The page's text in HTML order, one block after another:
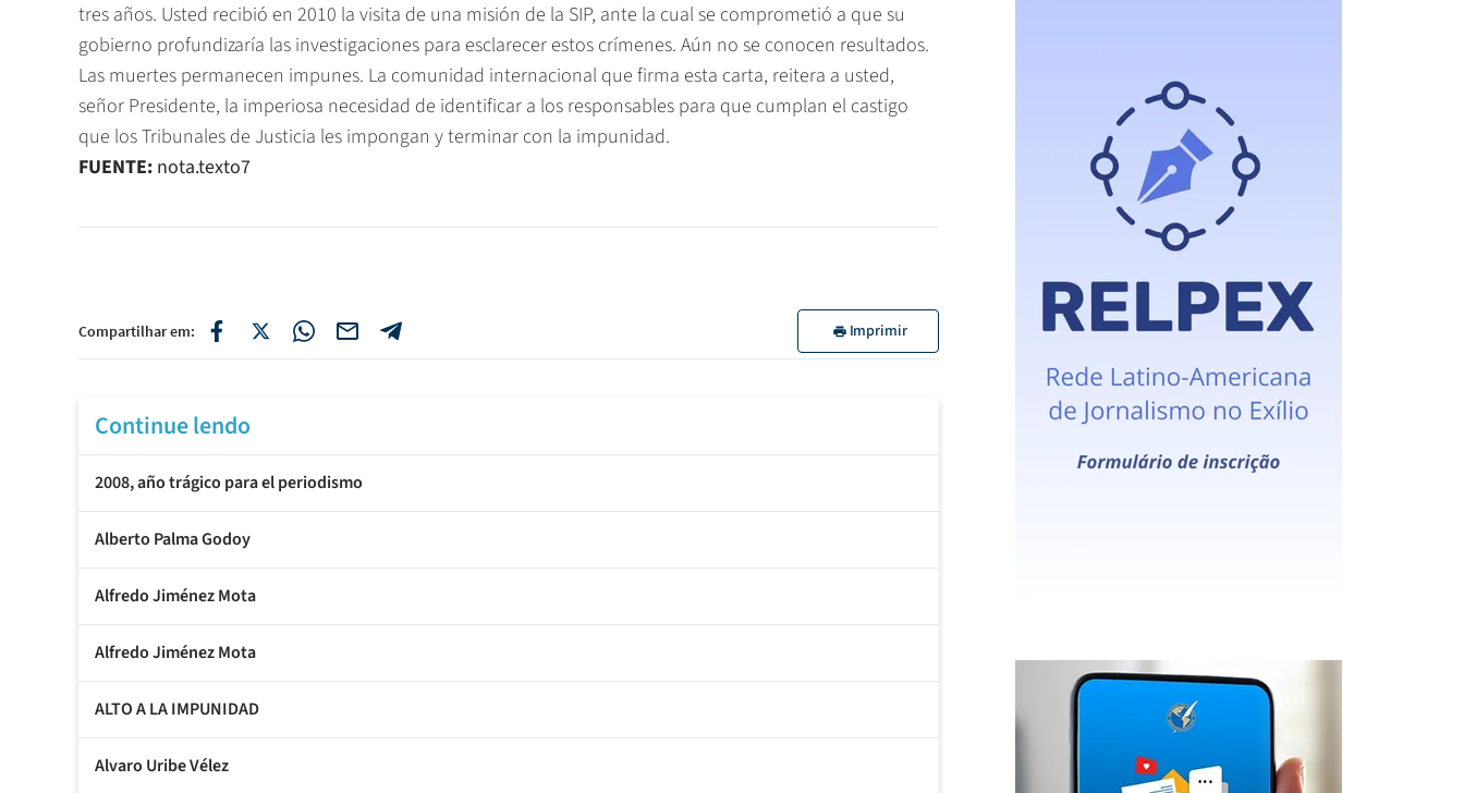
tres años. Usted recibió en 2010 la visita de una misión de la SIP, ante la cual se comprometió a que su
gobierno profundizaría las investigaciones para esclarecer estos crímenes. Aún no se conocen resultados.
Las muertes permanecen impunes. La comunidad internacional que firma esta carta, reitera a usted,
señor Presidente, la imperiosa necesidad de identificar a los responsables para que cumplan el castigo
que los Tribunales de Justicia les impongan y terminar con la impunidad.
FUENTE: nota.texto7
Compartilhar em: Imprimir
Continue lendo
2008, año trágico para el periodismo
Alberto Palma Godoy
Alfredo Jiménez Mota
Alfredo Jiménez Mota
ALTO A LA IMPUNIDAD
Alvaro Uribe Vélez